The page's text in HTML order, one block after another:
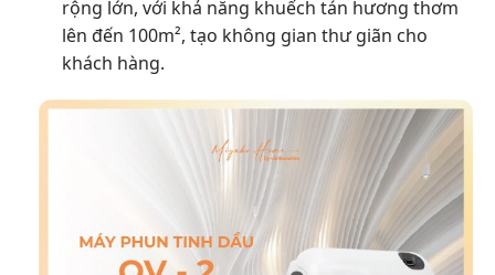
rộng lớn, với khả năng khuếch tán hương thơm
lên đến 100m², tạo không gian thư giãn cho
khách hàng.